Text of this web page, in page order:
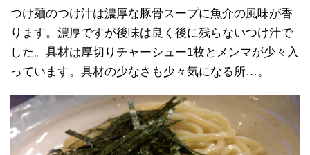
つけ麺のつけ汁は濃厚な豚骨スープに魚介の風味が香
ります。濃厚ですが後味は良く後に残らないつけ汁で
した。具材は厚切りチャーシュー1枚とメンマが少々入
っています。具材の少なさも少々気になる所…。